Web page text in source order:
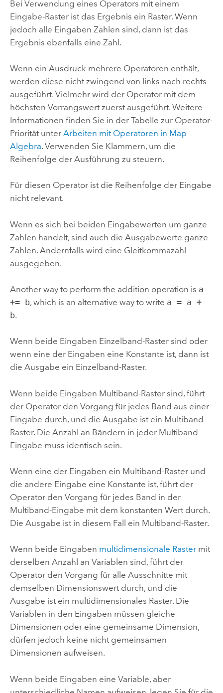
Bei Verwendung eines Operators mit einem
Eingabe-Raster ist das Ergebnis ein Raster. Wenn
jedoch alle Eingaben Zahlen sind, dann ist das
Ergebnis ebenfalls eine Zahl.
Wenn ein Ausdruck mehrere Operatoren enthält,
werden diese nicht zwingend von links nach rechts
ausgeführt. Vielmehr wird der Operator mit dem
höchsten Vorrangswert zuerst ausgeführt. Weitere
Informationen finden Sie in der Tabelle zur Operator-
Priorität unter Arbeiten mit Operatoren in Map
Algebra. Verwenden Sie Klammern, um die
Reihenfolge der Ausführung zu steuern.
Für diesen Operator ist die Reihenfolge der Eingabe
nicht relevant.
Wenn es sich bei beiden Eingabewerten um ganze
Zahlen handelt, sind auch die Ausgabewerte ganze
Zahlen. Andernfalls wird eine Gleitkommazahl
ausgegeben.
Another way to perform the addition operation is a
+= b, which is an alternative way to write a = a +
b.
Wenn beide Eingaben Einzelband-Raster sind oder
wenn eine der Eingaben eine Konstante ist, dann ist
die Ausgabe ein Einzelband-Raster.
Wenn beide Eingaben Multiband-Raster sind, führt
der Operator den Vorgang für jedes Band aus einer
Eingabe durch, und die Ausgabe ist ein Multiband-
Raster. Die Anzahl an Bändern in jeder Multiband-
Eingabe muss identisch sein.
Wenn eine der Eingaben ein Multiband-Raster und
die andere Eingabe eine Konstante ist, führt der
Operator den Vorgang für jedes Band in der
Multiband-Eingabe mit dem konstanten Wert durch.
Die Ausgabe ist in diesem Fall ein Multiband-Raster.
Wenn beide Eingaben multidimensionale Rastermit
derselben Anzahl an Variablen sind, führt der
Operator den Vorgang für alle Ausschnitte mit
demselben Dimensionswert durch, und die
Ausgabe ist ein multidimensionales Raster. Die
Variablen in den Eingaben müssen gleiche
Dimensionen oder eine gemeinsame Dimension,
dürfen jedoch keine nicht gemeinsamen
Dimensionen aufweisen.
Wenn beide Eingaben eine Variable, aber